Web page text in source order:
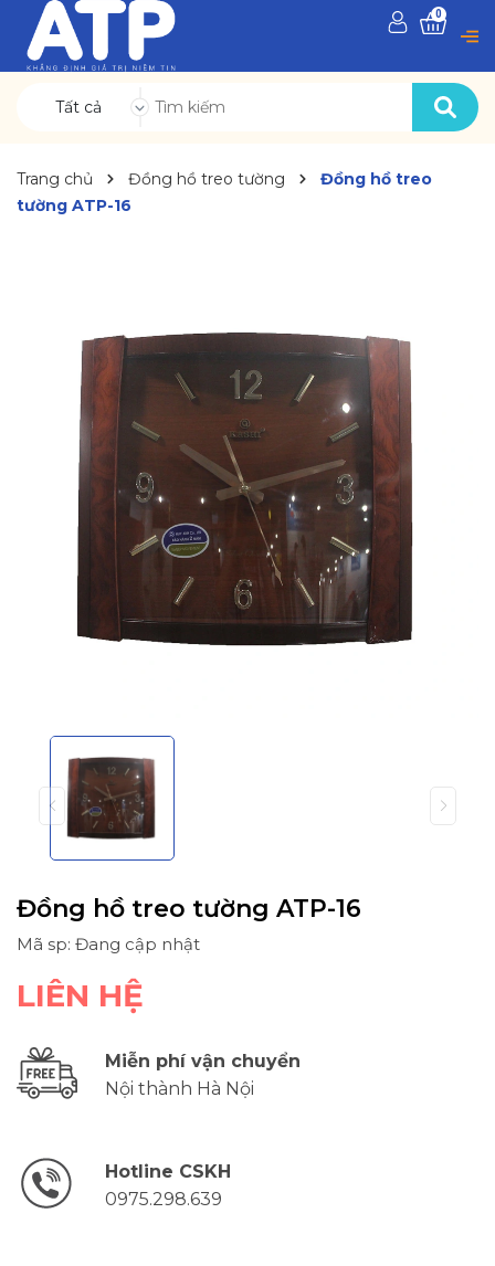
Tất cả
0
Trang chủ Đồng hồ treo tường
Đồng hồ treo
tường ATP-16
Đồng hồ treo tường ATP-16
Mã sp: Đang cập nhật
LIÊN HỆ
Miễn phí vận chuyển
Nội thành Hà Nội
Hotline CSKH
0975.298.639